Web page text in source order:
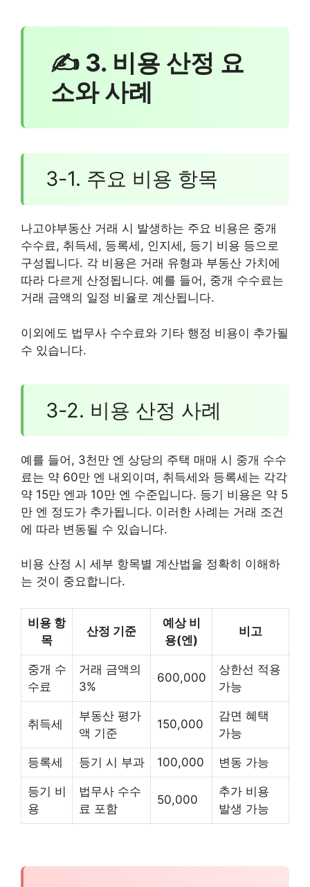
✍ 3. 비용 산정 요
소와 사례
3-1. 주요 비용 항목
나고야부동산 거래 시 발생하는 주요 비용은 중개
수수료, 취득세, 등록세, 인지세, 등기 비용 등으로
구성됩니다. 각 비용은 거래 유형과 부동산 가치에
따라 다르게 산정됩니다. 예를 들어, 중개 수수료는
거래 금액의 일정 비율로 계산됩니다.
이외에도 법무사 수수료와 기타 행정 비용이 추가될
수 있습니다.
3-2. 비용 산정 사례
예를 들어, 3천만 엔 상당의 주택 매매 시 중개 수수
료는 약 60만 엔 내외이며, 취득세와 등록세는 각각
약 15만 엔과 10만 엔 수준입니다. 등기 비용은 약 5
만 엔 정도가 추가됩니다. 이러한 사례는 거래 조건
에 따라 변동될 수 있습니다.
비용 산정 시 세부 항목별 계산법을 정확히 이해하
는 것이 중요합니다.
비용 항
목
산정 기준
예상 비
용(엔)
비고
중개 수
수료
거래 금액의
3%
600,000
상한선 적용
가능
취득세
부동산 평가
액 기준
150,000
감면 혜택
가능
등록세 등기 시 부과 100,000 변동 가능
등기 비
용
법무사 수수
료 포함
50,000
추가 비용
발생 가능